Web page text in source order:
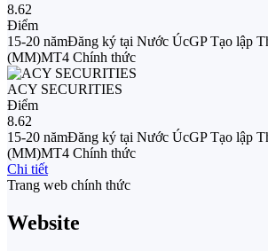
8.62
Điểm
15-20 nămĐăng ký tại Nước ÚcGP Tạo lập
(MM)MT4 Chính thức
ACY SECURITIES
Điểm
8.62
15-20 nămĐăng ký tại Nước ÚcGP Tạo lập
(MM)MT4 Chính thức
Chi tiết
Trang web chính thức
Website